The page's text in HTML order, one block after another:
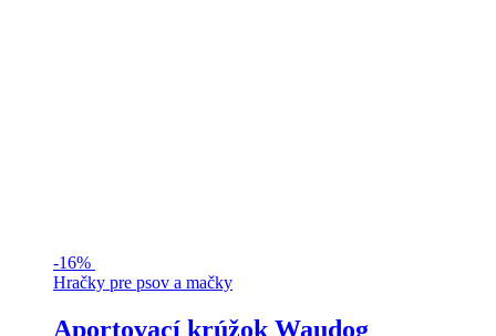
-16%
Hračky pre psov a mačky
Aportovací krúžok Waudog